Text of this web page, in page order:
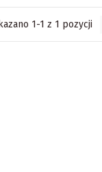
1-1 z 1 pozycji